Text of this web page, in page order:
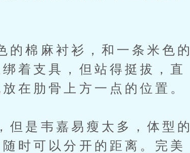
棉麻衬衫，和一条米色的
着支具，但站得挺拔，直
在肋骨上方一点的位置。
是韦嘉易瘦太多，体型的
时可以分开的距离。完美